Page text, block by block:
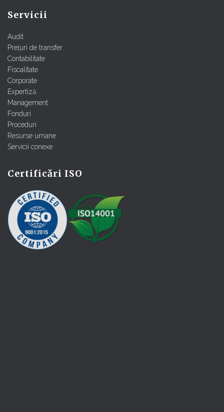
Servicii
Audit
Prețuri de transfer
Contabilitate
Fiscalitate
Corporate
Expertiză
Management
Fonduri
Proceduri
Resurse umane
Servicii conexe
Certificări ISO